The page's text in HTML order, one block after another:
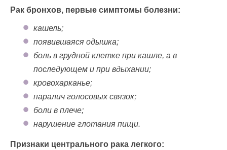
Рак бронхов, первые симптомы болезни:
кашель;
появившаяся одышка;
боль в грудной клетке при кашле, а в
последующем и при вдыхании;
кровохарканье;
паралич голосовых связок;
боли в плече;
нарушение глотания пищи.
Признаки центрального рака легкого: